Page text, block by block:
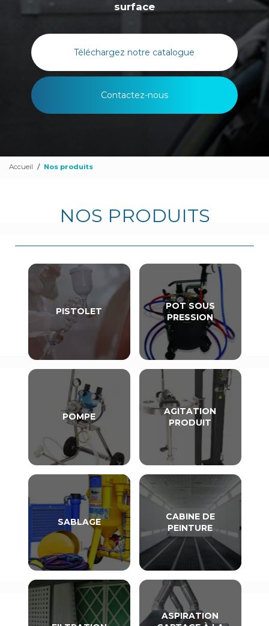
surface
Téléchargez notre catalogue
Contactez-nous
Accueil Nos produits
NOS PRODUITS
PISTOLET
POT SOUS
PRESSION
POMPE
AGITATION
PRODUIT
SABLAGE
CABINE DE
PEINTURE
ASPIRATION